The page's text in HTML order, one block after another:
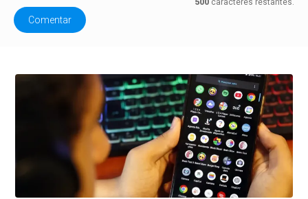
500caracteres restantes.
Comentar